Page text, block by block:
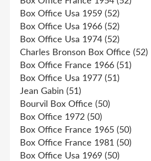
Box Office Usa 1959 (52)
Box Office Usa 1966 (52)
Box Office Usa 1974 (52)
Charles Bronson Box Office (52)
Box Office France 1966 (51)
Box Office Usa 1977 (51)
Jean Gabin (51)
Bourvil Box Office (50)
Box Office 1972 (50)
Box Office France 1965 (50)
Box Office France 1981 (50)
Box Office Usa 1969 (50)